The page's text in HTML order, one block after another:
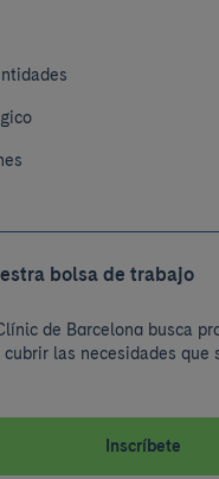
bolsa de trabajo
de Barcelona busca
las necesidades que
Inscríbete